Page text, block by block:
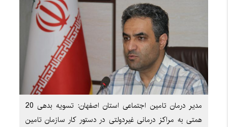
مدیر درمان تامین اجتماعی استان اصفهان: تسویه بدهی 20
همتی به مراکز درمانی غیردولتی در دستور کار سازمان تامین